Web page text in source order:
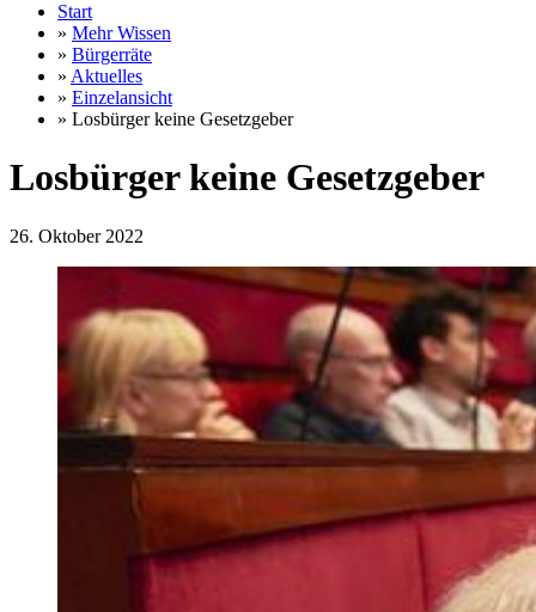
Start
» Mehr Wissen
» Bürgerräte
» Aktuelles
» Einzelansicht
» Losbürger keine Gesetzgeber
Losbürger keine Gesetzgeber
26. Oktober 2022